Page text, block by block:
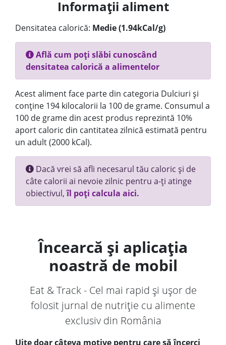
Informații aliment
Densitatea calorică: Medie (1.94kCal/g)
Află cum poți slăbi cunoscând
densitatea calorică a alimentelor
Acest aliment face parte din categoria Dulciuri și
conține 194 kilocalorii la 100 de grame. Consumul a
100 de grame din acest produs reprezintă 10%
aport caloric din cantitatea zilnică estimată pentru
un adult (2000 kCal).
Dacă vrei să afli necesarul tău caloric și de
câte calorii ai nevoie zilnic pentru a-ți atinge
obiectivul,îl poți calcula aici.
Încearcă și aplicația
noastră de mobil
Eat & Track - Cel mai rapid și ușor de
folosit jurnal de nutriție cu alimente
exclusiv din România
Uite doar câteva motive pentru care să încerci